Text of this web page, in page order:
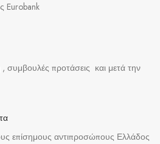
Eurobank
, συμβουλές προτάσεις και μετά την
επίσημους αντιπροσώπους Ελλάδος